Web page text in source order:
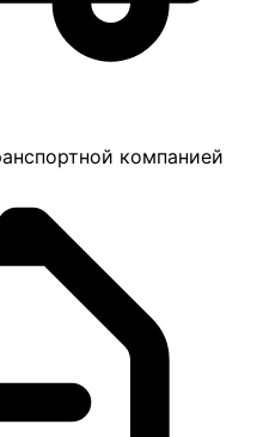
компанией